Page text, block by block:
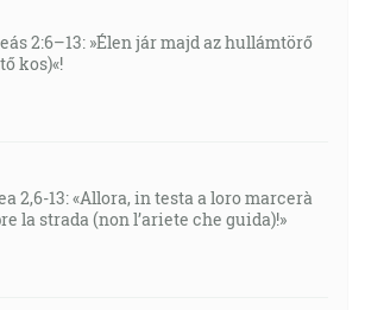
2:6–13: »Élen jár majd az hullámtörő
kos)«!
2,6-13: «Allora, in testa a loro marcerà
la strada (non l’ariete che guida)!»